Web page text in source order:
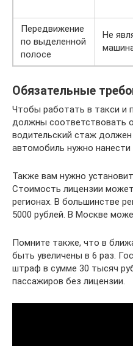
Передвижение
по выделенной
полосе
Не
Обязательные
Чтобы работать в такси и
должны соответствовать
водительский стаж
автомобиль нужно нанести
Также вам нужно
Стоимость лицензии
регионах. В большинстве
5000 рублей. В Москве
Помните также, что в
быть увеличены в 6 раз.
штраф в сумме 30 тысяч
пассажиров без лицензии.